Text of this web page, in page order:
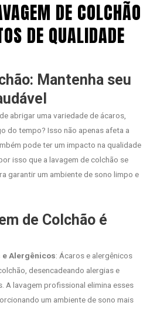
DE COLCHÃO
DE QUALIDADE
Mantenha seu
abrigar uma variedade de ácaros,
do tempo? Isso não apenas afeta a
pode ter um impacto na qualidade
isso que a lavagem de colchão se
garantir um ambiente de sono limpo e
de Colchão é
e Alergênicos: Ácaros e alergênicos
desencadeando alergias e
A lavagem profissional elimina esses
um ambiente de sono mais